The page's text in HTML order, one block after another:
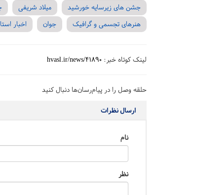
جشن های زیرسایه خورشید
میلاد شریفی
هنرهای تجسمی و گرافیک
جوان اخبار
لینک کوتاه خبر: hvasl.ir/news/41890
حلقه وصل را در پیام‌رسان‌ها دنبال کنید
ارسال نظرات
نام
نظر